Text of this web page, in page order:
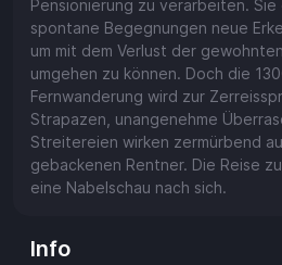
Pensionierung zu verarbeiten.
spontane Begegnungen neue
um mit dem Verlust der
umgehen zu können. Doch die
Fernwanderung wird zur
Strapazen, unangenehme
Streitereien wirken zermürbend
gebackenen Rentner. Die Reise
eine Nabelschau nach sich.
Info